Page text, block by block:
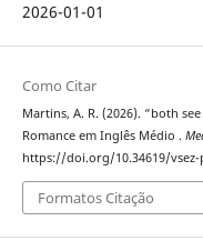
2026-01-01
Como Citar
Martins, A. R. (2026). “both
Romance em Inglês Médio .
https://doi.org/10.34619/vsez-
Formatos Citação